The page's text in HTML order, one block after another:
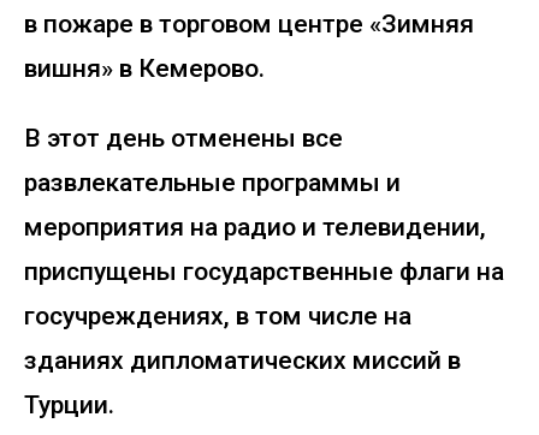
в пожаре в торговом центре «Зимняя
вишня» в Кемерово.
В этот день отменены все
развлекательные программы и
мероприятия на радио и телевидении,
приспущены государственные флаги на
госучреждениях, в том числе на
зданиях дипломатических миссий в
Турции.